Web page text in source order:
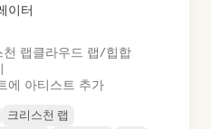
이터
천 랩클라우드 랩/힙합
에 아티스트 추가
크리스천 랩